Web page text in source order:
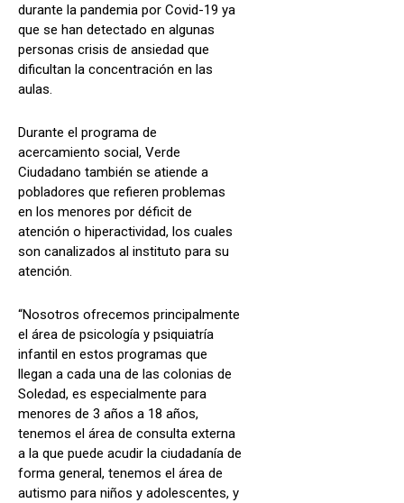
durante la pandemia por Covid-19 ya
que se han detectado en algunas
personas crisis de ansiedad que
dificultan la concentración en las
aulas.
Durante el programa de
acercamiento social, Verde
Ciudadano también se atiende a
pobladores que refieren problemas
en los menores por déficit de
atención o hiperactividad, los cuales
son canalizados al instituto para su
atención.
“Nosotros ofrecemos principalmente
el área de psicología y psiquiatría
infantil en estos programas que
llegan a cada una de las colonias de
Soledad, es especialmente para
menores de 3 años a 18 años,
tenemos el área de consulta externa
a la que puede acudir la ciudadanía de
forma general, tenemos el área de
autismo para niños y adolescentes, y